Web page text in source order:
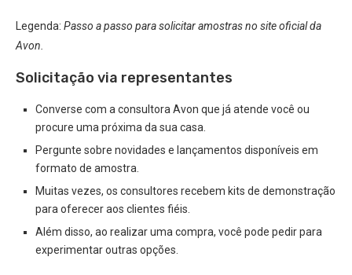
Legenda: Passo a passo para solicitar amostras no site oficial da
Avon.
Solicitação via representantes
Converse com a consultora Avon que já atende você ou
procure uma próxima da sua casa.
Pergunte sobre novidades e lançamentos disponíveis em
formato de amostra.
Muitas vezes, os consultores recebem kits de demonstração
para oferecer aos clientes fiéis.
Além disso, ao realizar uma compra, você pode pedir para
experimentar outras opções.